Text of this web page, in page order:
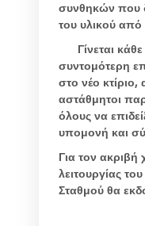
συνθηκών που
του υλικού από
Γίνεται κάθε
συντομότερη
στο νέο
αστάθμητοι
όλους να
υπομονή και
Για τον ακριβή
λειτουργίας
Σταθμού θα
Από